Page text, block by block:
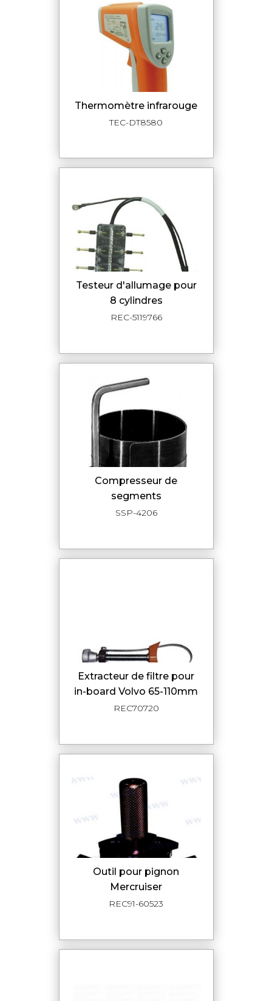
thermomètre infrarouge
TEC-DT8580
testeur d'allumage pour
8 cylindres
REC-5119766
compresseur de
segments
SSP-4206
Extracteur de filtre pour
in-board Volvo 65-110mm
REC70720
Outil pour pignon
Mercruiser
REC91-60523